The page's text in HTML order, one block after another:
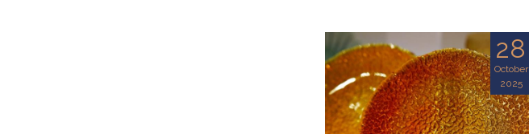
28
October
2025